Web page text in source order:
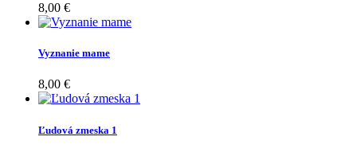
8,00 €
Vyznanie mame
8,00 €
Ľudová zmeska 1